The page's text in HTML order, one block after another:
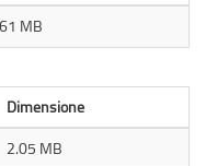
MB
Dimensione
2.05 MB